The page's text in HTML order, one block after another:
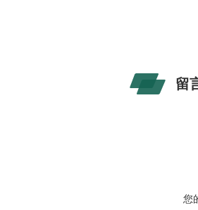
留
您